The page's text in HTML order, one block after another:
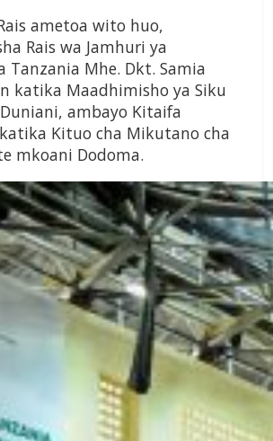
ametoa wito huo,
Rais wa Jamhuri ya
Tanzania Mhe. Dkt. Samia
katika Maadhimisho ya Siku
ambayo Kitaifa
Kituo cha Mikutano cha
mkoani Dodoma.